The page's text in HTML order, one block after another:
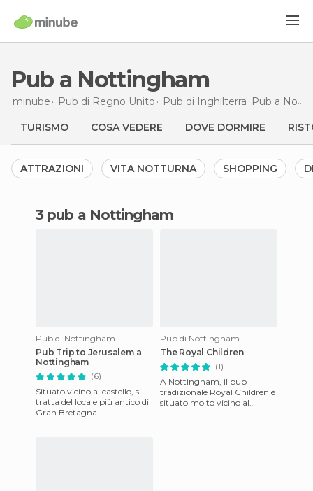
Pub a Nottingham
minube Pub di Regno Unito Pub di Inghilterra Pub a Nottingham
TURISMO COSA VEDERE DOVE DORMIRE
ATTRAZIONI VITA NOTTURNA SHOPPING
3 pub a Nottingham
Pub di Nottingham
Pub Trip to Jerusalem a
Nottingham
(6)
Situato vicino al castello, si
tratta del locale più antico di
Gran Bretagna
Pub di Nottingham
The Royal Children
(1)
A Nottingham, il pub
tradizionale Royal Children è
situato molto vicino al